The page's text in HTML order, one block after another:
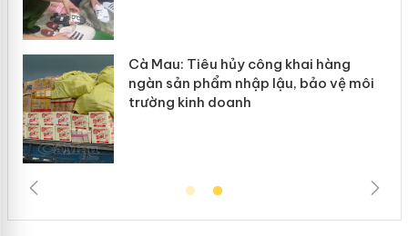
Cà Mau: Tiêu hủy công khai hàng
ngàn sản phẩm nhập lậu, bảo vệ môi
trường kinh doanh